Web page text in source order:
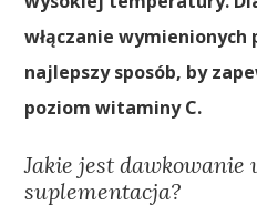
włączanie
najlepszy sposób, by
poziom witaminy C.
Jakie jest
suplementacja?